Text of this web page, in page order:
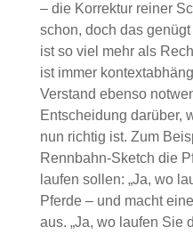
– die Korrektur reiner
schon, doch das
ist so viel mehr als
ist immer
Verstand ebenso
Entscheidung darüber,
nun richtig ist. Zum
Rennbahn-Sketch die
laufen sollen: „Ja, wo
Pferde – und macht
aus. „Ja, wo laufen Sie